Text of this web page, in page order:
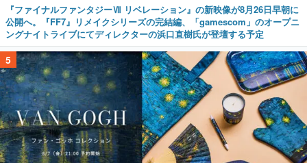
『ファイナルファンタジーⅦ リベレーション』の新映像が8月26日早朝に
公開へ。『FF7』リメイクシリーズの完結編、「gamescom」のオープニ
ングナイトライブにてディレクターの浜口直樹氏が登壇する予定
5